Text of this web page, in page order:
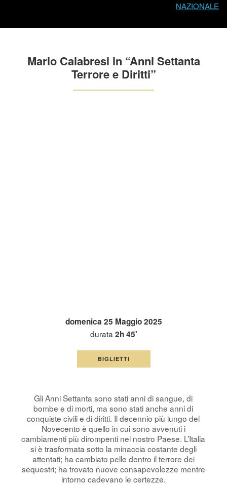
NAZIONALE
Mario Calabresi in “Anni Settanta
Terrore e Diritti”
domenica 25 Maggio 2025
durata 2h 45'
BIGLIETTI
Gli Anni Settanta sono stati anni di sangue, di
bombe e di morti, ma sono stati anche anni di
conquiste civili e di diritti. Il decennio più lungo del
Novecento è quello in cui sono avvenuti i
cambiamenti più dirompenti nel nostro Paese. L’Italia
si è trasformata sotto la minaccia costante degli
attentati; ha cambiato pelle dentro il terrore dei
sequestri; ha trovato nuove consapevolezze mentre
intorno cadevano le certezze.